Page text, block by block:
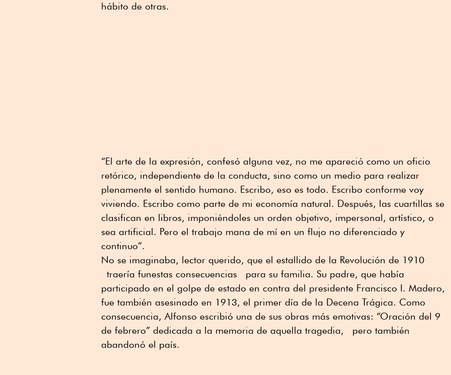
hábito de otras.
“El arte de la expresión, confesó alguna vez, no me apareció como un oficio
retórico, independiente de la conducta, sino como un medio para realizar
plenamente el sentido humano. Escribo, eso es todo. Escribo conforme voy
viviendo. Escribo como parte de mi economía natural. Después, las cuartillas se
clasifican en libros, imponiéndoles un orden objetivo, impersonal, artístico, o
sea artificial. Pero el trabajo mana de mí en un flujo no diferenciado y
continuo”.
No se imaginaba, lector querido, que el estallido de la Revolución de 1910
traería funestas consecuencias para su familia. Su padre, que había
participado en el golpe de estado en contra del presidente Francisco I. Madero,
fue también asesinado en 1913, el primer día de la Decena Trágica. Como
consecuencia, Alfonso escribió una de sus obras más emotivas: “Oración del 9
de febrero” dedicada a la memoria de aquella tragedia, pero también
abandonó el país.